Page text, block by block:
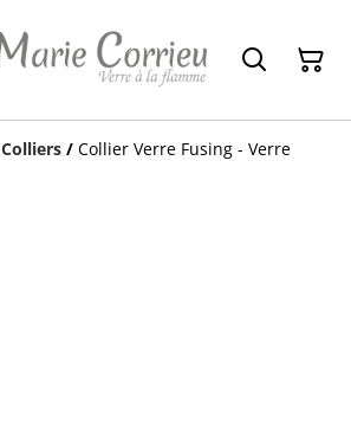
Colliers / Collier Verre Fusing - Verre